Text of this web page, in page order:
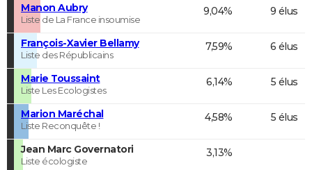
Manon Aubry
Liste de La France insoumise
9,04% 9 élus
François-Xavier Bellamy
Liste des Républicains
7,59% 6 élus
Marie Toussaint
Liste Les Ecologistes
6,14% 5 élus
Marion Maréchal
Liste Reconquête !
4,58% 5 élus
Jean Marc Governatori
Liste écologiste
3,13%